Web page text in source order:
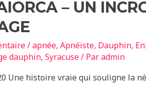
– UN
/apnée, Apnéïste, Dauphin,
dauphin, Syracuse/ Paradmin
Une histoire vraie qui souligne la